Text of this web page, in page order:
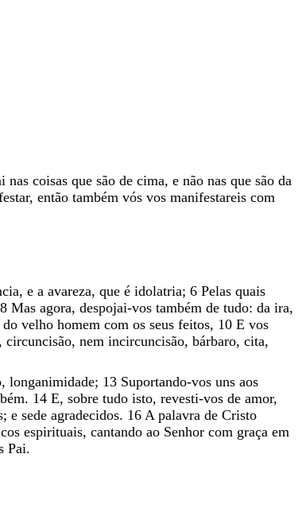
nas coisas que são de cima, e não nas que são da
, então também vós vos manifestareis com
, e a avareza, que é idolatria; 6 Pelas quais
8 Mas agora, despojai-vos também de tudo: da ira,
do velho homem com os seus feitos, 10 E vos
, circuncisão, nem incircuncisão, bárbaro, cita,
, longanimidade; 13 Suportando-vos uns aos
. 14 E, sobre tudo isto, revesti-vos de amor,
; e sede agradecidos. 16 A palavra de Cristo
espirituais, cantando ao Senhor com graça em
Pai.